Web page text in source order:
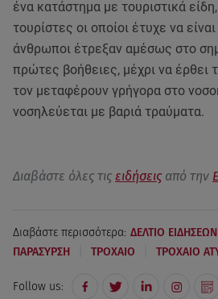
ένα κατάστημα με τουριστικά
τουρίστες οι οποίοι έτυχε να είναι
άνθρωποι έτρεξαν αμέσως στο
πρώτες βοήθειες, μέχρι να έρθει
τον μεταφέρουν γρήγορα στο
νοσηλεύεται με βαριά τραύματα.
Διαβάστε όλες τις ειδήσεις από την
Διαβάστε περισσότερα: ΔΕΛΤΙΟ ΕΙΔΗΣΕΩΝ
ΠΑΡΑΣΥΡΣΗ ΤΡΟΧΑΙΟ ΤΡΟΧΑΙΟ
Follow us: